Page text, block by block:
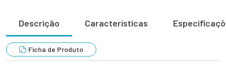
Descrição Características
Ficha de Produto